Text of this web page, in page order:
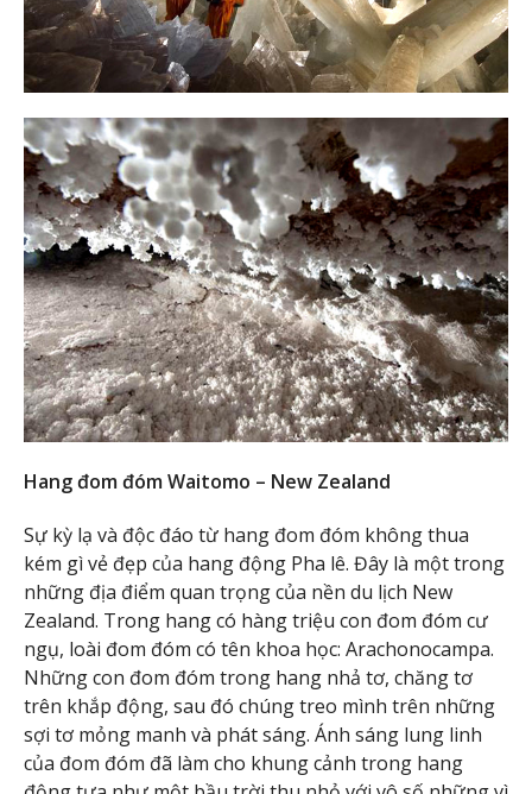
Hang đom đóm Waitomo – New Zealand
Sự kỳ lạ và độc đáo từ hang đom đóm không thua
kém gì vẻ đẹp của hang động Pha lê. Đây là một trong
những địa điểm quan trọng của nền du lịch New
Zealand. Trong hang có hàng triệu con đom đóm cư
ngụ, loài đom đóm có tên khoa học: Arachonocampa.
Những con đom đóm trong hang nhả tơ, chăng tơ
trên khắp động, sau đó chúng treo mình trên những
sợi tơ mỏng manh và phát sáng. Ánh sáng lung linh
của đom đóm đã làm cho khung cảnh trong hang